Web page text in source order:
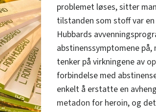
problemet løses, sitter
tilstanden som stoff var
Hubbards
abstinenssymptomene
tenker på virkningene av
forbindelse med
enkelt å erstatte en
metadon for heroin, og